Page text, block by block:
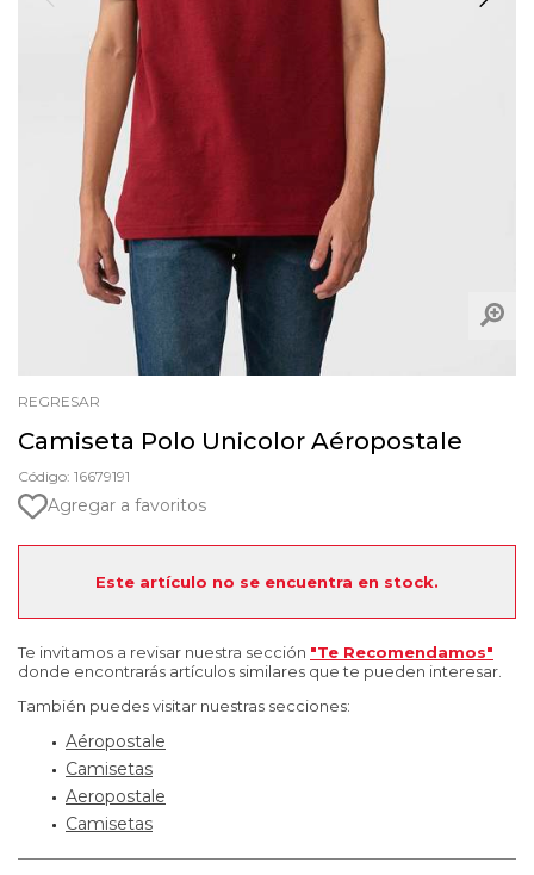
REGRESAR
Camiseta Polo Unicolor Aéropostale
Código: 16679191
Agregar a favoritos
Este artículo no se encuentra en stock.
Te invitamos a revisar nuestra sección "Te Recomendamos"
donde encontrarás artículos similares que te pueden interesar.
También puedes visitar nuestras secciones:
Aéropostale
Camisetas
Aeropostale
Camisetas